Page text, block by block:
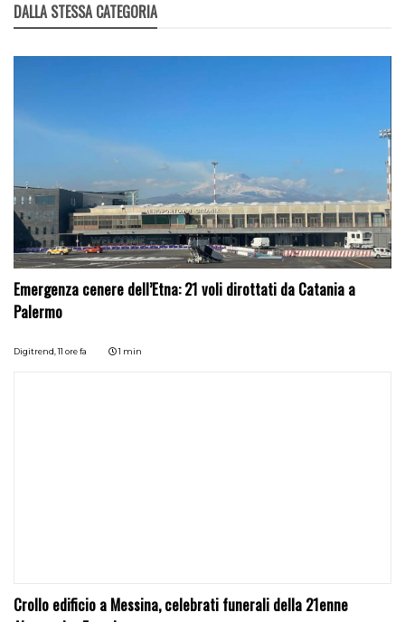
DALLA STESSA CATEGORIA
Emergenza cenere dell’Etna: 21 voli dirottati da Catania a
Palermo
Digitrend,11 ore fa 1 min
Crollo edificio a Messina, celebrati funerali della 21enne